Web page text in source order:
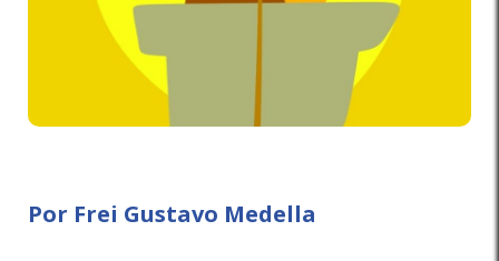
Por Frei Gustavo Medella